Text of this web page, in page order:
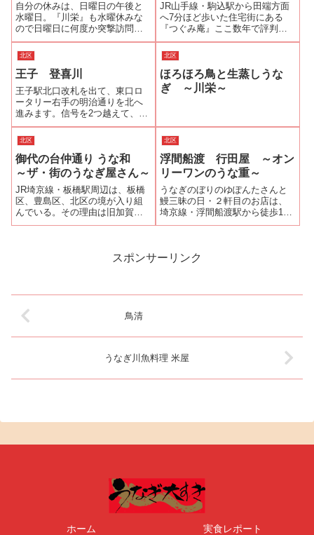
自分の休みは、日曜日の午後と
水曜日。『川栄』も水曜休みな
ので日曜日に何度か突撃訪問す
るも「○○組待ちで、ご案内出来
るかどうかわかりません。」と
いわれて、玉砕することが何度
かあったし、臨時休業を知らず
に来たこともあった。とにかく
今までは縁がな...
JR山手線・駒込駅から田端方面
へ7分ほど歩いた住宅街にある
『つぐみ庵』ここ数年で評判が
評判を呼び、今や予約のとりに
くい店である。電話で問い合わ
せると予約の仕方も試行錯誤を
しているとのことで、現在は毎
月1日（店休日の場合は2日）の
朝9時半から...
北区
王子 登喜川
王子駅北口改札を出て、東口ロ
ータリー右手の明治通りを北へ
進みます。信号を2つ越えて、フ
ァミリーマートの手前を右へ曲
がります。城北信金が右手に見
えてきたら左手を注意している
とうなぎ蒲焼のノボリが見えま
す。そこが登喜川です。玄関に
は、白地に黒で...
北区
ほろほろ鳥と生蒸しうな
ぎ ～川栄～
北区
御代の台仲通り うな和
～ザ・街のうなぎ屋さん～
JR埼京線・板橋駅周辺は、板橋
区、豊島区、北区の境が入り組
んでいる。その理由は旧加賀藩
江戸下屋敷跡が区境になったか
ると北区滝野川になる。東口ロ
北区
浮間船渡 行田屋 ～オン
リーワンのうな重～
うなぎのぼりのゆぽんたさんと
鰻三昧の日・２軒目のお店は、
埼京線・浮間船渡駅から徒歩10
分ほどのところにある『行田
No.1をほこるゆぽんたさんが、
スポンサーリンク
鳥清
うなぎ川魚料理 米屋
ホーム 実食レポート